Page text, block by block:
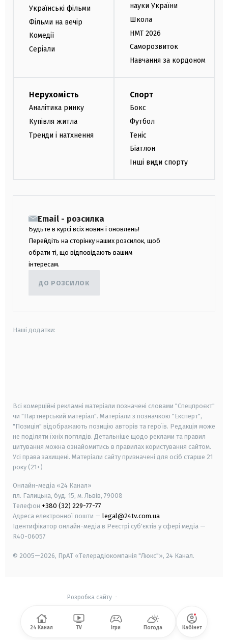
Українські фільми
Фільми на вечір
Комедії
Серіали
науки України
Школа
НМТ 2026
Саморозвиток
Навчання за кордоном
Нерухомість
Аналітика ринку
Купівля житла
Тренди і натхнення
Спорт
Бокс
Футбол
Теніс
Біатлон
Інші види спорту
Email - розсилка
Будьте в курсі всіх новин і оновлень!
Перейдіть на сторінку наших розсилок, щоб
обрати ті, що відповідають вашим
інтересам.
ДО РОЗСИЛОК
Наші додатки:
Всі комерційні рекламні матеріали позначені словами "Спецпроєкт"
чи "Партнерський матеріал". Матеріали з позначкою "Експерт",
"Позиція" відображають позицію авторів та героїв. Редакція може
не поділяти їхніх поглядів. Детальніше щодо реклами та правил
цитування можна ознайомитись в правилах користування сайтом.
Усі права захищені. Матеріали сайту призначені для осіб старше 21
року (21+)
Онлайн-медіа «24 Канал»
пл. Галицька, буд. 15, м. Львів, 79008
Телефон +380 (32) 229-77-77
Адреса електронної пошти — legal@24tv.com.ua
Ідентифікатор онлайн-медіа в Реєстрі суб'єктів у сфері медіа —
R40-06057
© 2005—2026, ПрАТ «Телерадіокомпанія "Люкс"», 24 Канал.
Розробка сайту-
24 Канал TV Ігри Погода Кабінет